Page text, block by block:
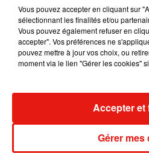
Publié : 23 août 2018 à
considéré comme un
sexuelle. Selon le code
coûter un an de prison et 15
Mundo Latino
Guatemala
Vous pouvez accepter en cliquant sur
sélectionnant les finalités et/ou
Vous pouvez également refuser en
accepter". Vos préférences ne
pouvez mettre à jour vos choix, ou
moment via le lien "Gérer les cookies"
Gérer mes
Accepter et